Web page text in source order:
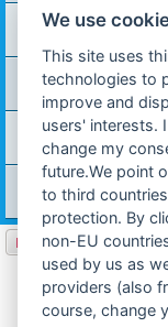
Wie wird meine
Antworten:
Letzter Beitrag von
Antworten:4
Antworten: 5
Halterung
Letzter Beitrag von
Antworten:
1
Neues Thema
We use
This site uses
technologies to
improve and
users' interests.
change my
future.We point
to third
protection. By
non-EU
used by us as
providers (also
course, change